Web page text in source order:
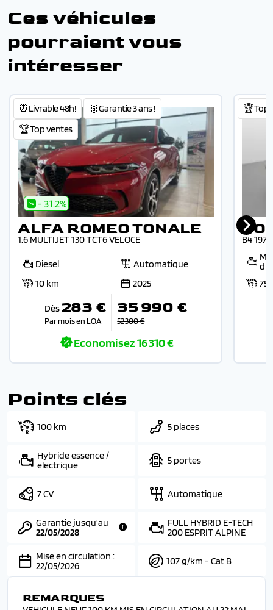
Ces véhicules
pourraient vous
intéresser
⏰Livrable 48h!
🥉Garantie 3 ans !
🏆Top ventes
- 31.2%
ALFA ROMEO TONALE
1.6 MULTIJET 130 TCT6 VELOCE
Diesel
Automatique
10 km
2025
Dès 283 €
Par mois en LOA
35 990 €
52 300 €
Economisez16 310 €
🏆Top
B4 197
Points clés
100 km 5 places
Hybride essence /
electrique
5 portes
7 CV Automatique
Garantie jusqu'au
22/05/2028
FULL HYBRID E-TECH
200 ESPRIT ALPINE
Mise en circulation :
22/05/2026
107 g/km - Cat B
REMARQUES